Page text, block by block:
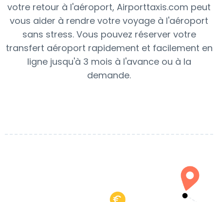
votre retour à l'aéroport, Airporttaxis.com peut
vous aider à rendre votre voyage à l'aéroport
sans stress. Vous pouvez réserver votre
transfert aéroport rapidement et facilement en
ligne jusqu'à 3 mois à l'avance ou à la
demande.